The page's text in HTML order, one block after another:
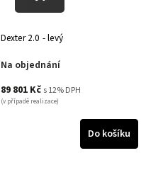
Dexter 2.0 - levý
Na objednání
89 801 Kč s 12% DPH
(v případě realizace)
Do košíku